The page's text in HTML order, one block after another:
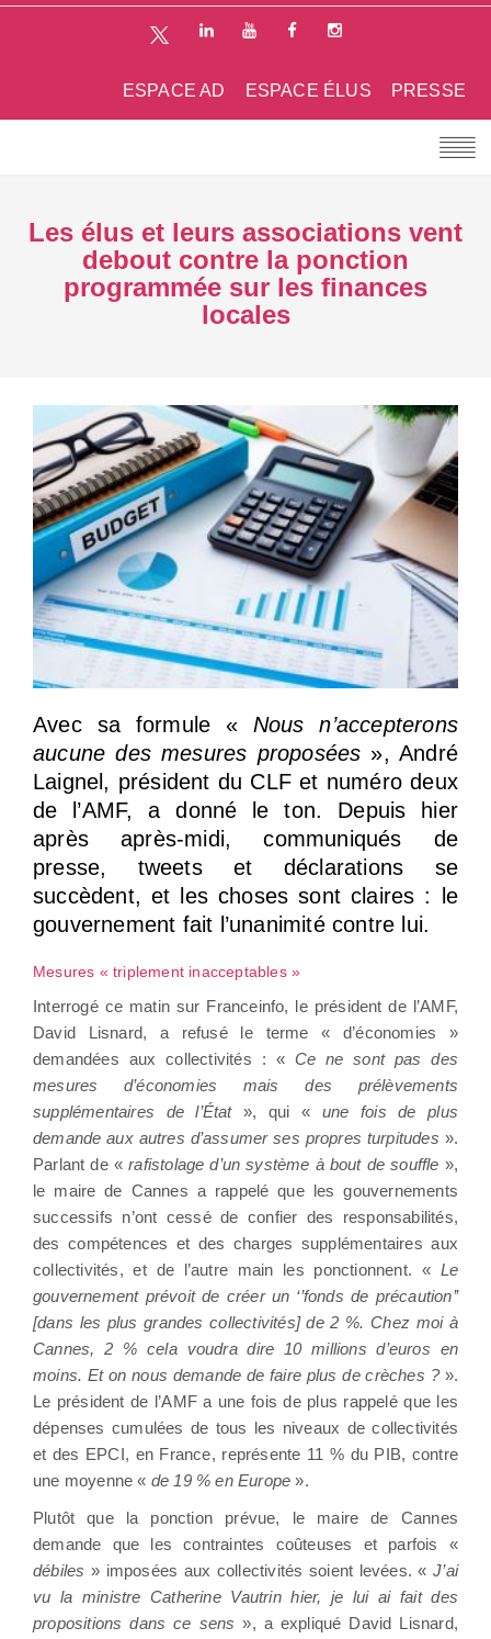
PRESSE
ESPACE ÉLUS
ESPACE AD
Les élus et leurs associations vent
debout contre la ponction
programmée sur les finances
locales
Avec sa formule « Nous n’accepterons
aucune des mesures proposées », André
Laignel, président du CLF et numéro deux
de l’AMF, a donné le ton. Depuis hier
après après-midi, communiqués de
presse, tweets et déclarations se
succèdent, et les choses sont claires : le
gouvernement fait l’unanimité contre lui.
Mesures « triplement inacceptables »
Interrogé ce matin sur Franceinfo, le président de l’AMF,
David Lisnard, a refusé le terme « d’économies »
demandées aux collectivités : «Ce ne sont pas des
mesures d’économies mais des prélèvements
supplémentaires de l’État», qui « une fois de plus
demande aux autres d’assumer ses propres turpitudes ».
Parlant de «rafistolage d’un système à bout de souffle »,
le maire de Cannes a rappelé que les gouvernements
successifs n’ont cessé de confier des responsabilités,
des compétences et des charges supplémentaires aux
collectivités, et de l’autre main les ponctionnent. «Le
gouvernement prévoit de créer un ‘’fonds de précaution’’
[dans les plus grandes collectivités] de 2 %. Chez moi à
Cannes, 2 % cela voudra dire 10 millions d’euros en
moins. Et on nous demande de faire plus de crèches ?».
Le président de l’AMF a une fois de plus rappelé que les
dépenses cumulées de tous les niveaux de collectivités
et des EPCI, en France, représente 11 % du PIB, contre
une moyenne « de 19 % en Europe ».
Plutôt que la ponction prévue, le maire de Cannes
demande que les contraintes coûteuses et parfois «
débiles » imposées aux collectivités soient levées. « J’ai
vu la ministre Catherine Vautrin hier, je lui ai fait des
propositions dans ce sens », a expliqué David Lisnard,